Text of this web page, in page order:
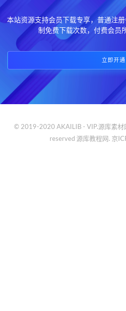
本站资源支持会员下载专享，普通注
制免费下载次数，付费会员
立即开通
© 2019-2020 AKAILIB - VIP.源库素材
reserved 源库教程网. 京